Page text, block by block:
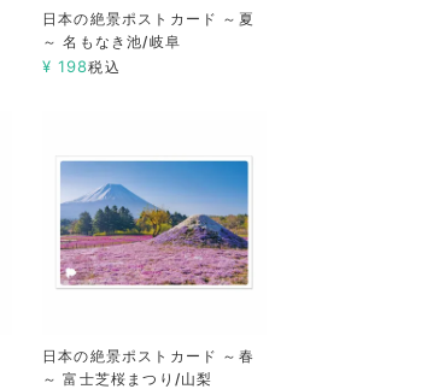
日本の絶景ポストカード ～夏
～ 名もなき池/岐阜
¥ 198税込
日本の絶景ポストカード ～春
～ 富士芝桜まつり/山梨